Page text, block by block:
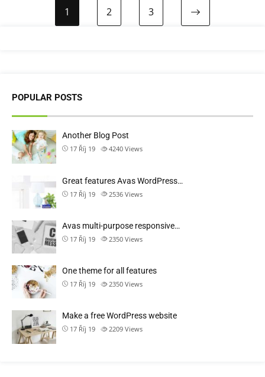
1 2 3
POPULAR POSTS
Another Blog Post
17 Říj 19 4240 Views
Great features Avas WordPress…
17 Říj 19 2536 Views
Avas multi-purpose responsive…
17 Říj 19 2350 Views
One theme for all features
17 Říj 19 2350 Views
Make a free WordPress website
17 Říj 19 2209 Views